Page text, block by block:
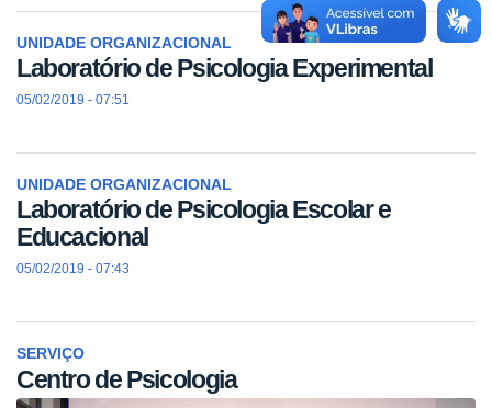
UNIDADE ORGANIZACIONAL
Laboratório de Psicologia Experimental
05/02/2019 - 07:51
UNIDADE ORGANIZACIONAL
Laboratório de Psicologia Escolar e
Educacional
05/02/2019 - 07:43
SERVIÇO
Centro de Psicologia